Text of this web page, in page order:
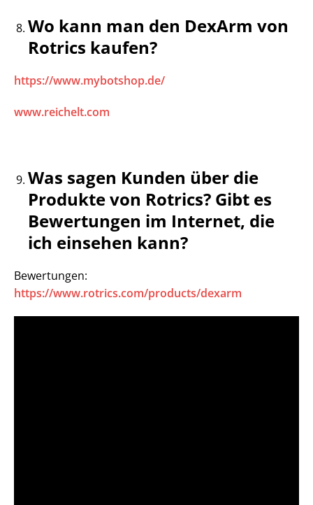
Wo kann man den DexArm von
Rotrics kaufen?
https://www.mybotshop.de/
www.reichelt.com
Was sagen Kunden über die
Produkte von Rotrics? Gibt es
Bewertungen im Internet, die
ich einsehen kann?
Bewertungen:
https://www.rotrics.com/products/dexarm